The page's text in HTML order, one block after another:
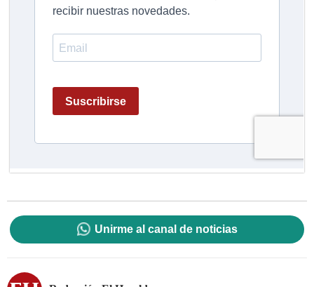
Unirme al canal de noticias